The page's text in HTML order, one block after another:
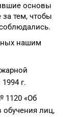
основы
тем, чтобы
нашим
г.
1120 «Об
обучения лиц,